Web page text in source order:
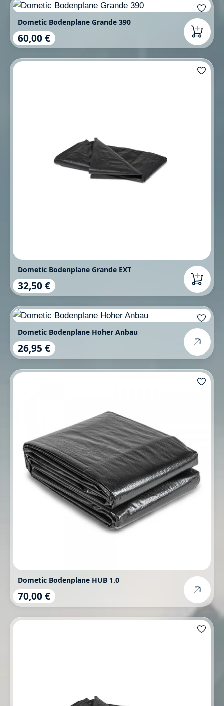
Dometic Bodenplane Grande 390
Regulärer Preis:
60,00 €
Dometic Bodenplane Grande EXT
Regulärer Preis:
32,50 €
Dometic Bodenplane Hoher Anbau
Regulärer Preis:
26,95 €
Dometic Bodenplane HUB 1.0
Regulärer Preis:
70,00 €